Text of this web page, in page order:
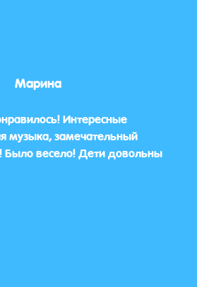
Марина
Интересные
музыка, замечательный
Было весело! Дети довольны